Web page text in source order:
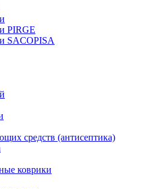
PIRGE
SACOPISA
средств (антисептика)
коврики